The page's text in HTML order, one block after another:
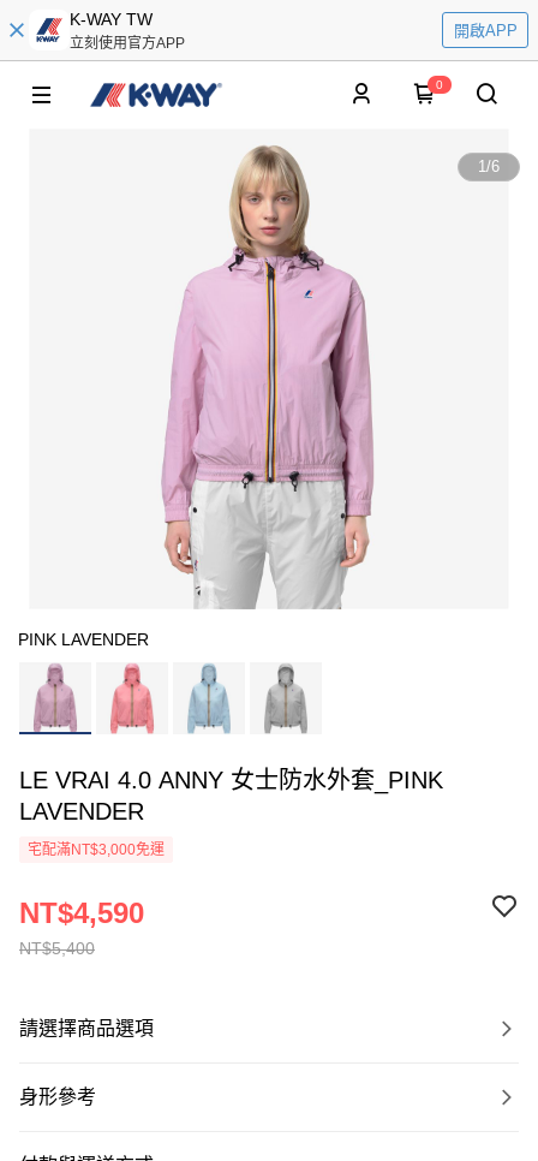
K-WAY TW
立刻使用官方APP
開啟APP
0
1/6
PINK LAVENDER
LE VRAI 4.0 ANNY 女士防水外套_PINK
LAVENDER
宅配滿NT$3,000免運
NT$5,400
NT$4,590
請選擇商品選項
身形參考